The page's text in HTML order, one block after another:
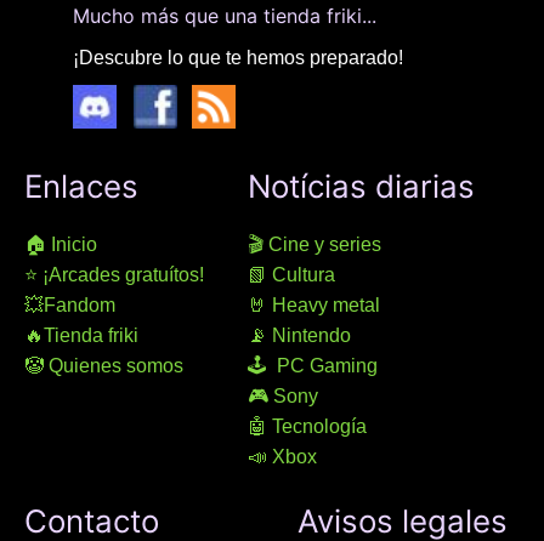
Mucho más que una tienda friki...
¡Descubre lo que te hemos preparado!
Enlaces
🏠 Inicio
⭐ ¡Arcades gratuítos!
💥Fandom
🔥Tienda friki
🤡 Quienes somos
Notícias diarias
🎬 Cine y series
📗 Cultura
🤘 Heavy metal
📡 Nintendo
🕹 PC Gaming
🎮 Sony
🤖 Tecnología
📣 Xbox
Contacto Avisos legales